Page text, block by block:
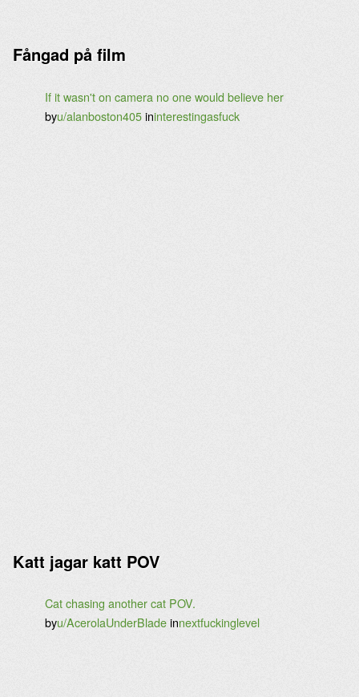
Fångad på film
If it wasn't on camera no one would believe her
byu/alanboston405ininterestingasfuck
Katt jagar katt POV
Cat chasing another cat POV.
byu/AcerolaUnderBladeinnextfuckinglevel